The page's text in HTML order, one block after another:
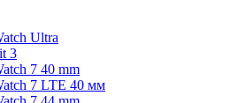
Ultra
3
7 40 mm
7 LTE 40 мм